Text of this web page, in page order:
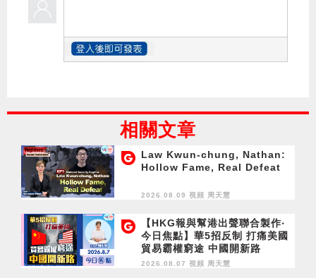
相關文章
Law Kwun-chung, Nathan:
Hollow Fame, Real Defeat
2026.08.09 視頻 周天慧
【HKG報與幫港出聲聯合製作‧
今日焦點】華5招反制 打痛美國
貿易霸權窮途 中國開新路
2026.08.07 視頻 周天慧